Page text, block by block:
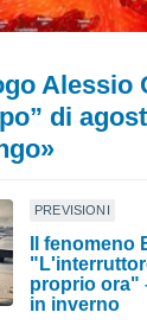
Alessio
di
PREVISIONI
Il
proprio ora"
in inverno